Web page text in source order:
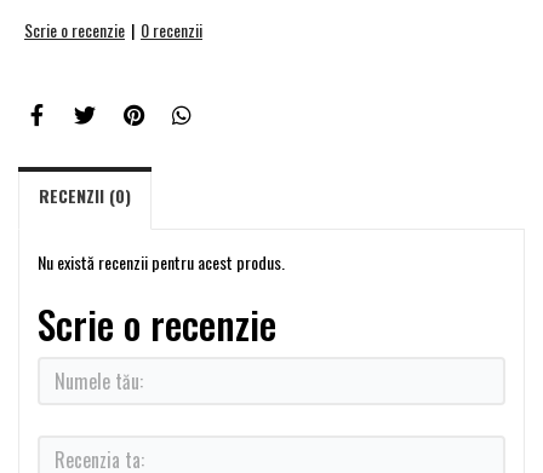
Scrie o recenzie | 0 recenzii
RECENZII (0)
Nu există recenzii pentru acest produs.
Scrie o recenzie